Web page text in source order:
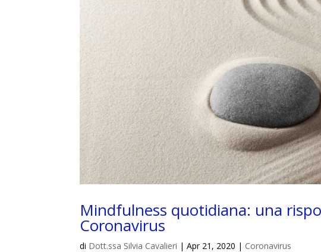
Mindfulness quotidiana: una
Coronavirus
di Dott.ssa Silvia Cavalieri |Apr 21, 2020 | Coronavirus